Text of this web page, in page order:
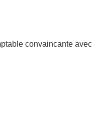
convaincante